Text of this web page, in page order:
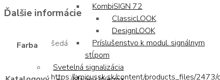
KombiSIGN 72
ClassicLOOK
DesignLOOK
Príslušenstvo k modul. signálnym
stĺpom
Svetelná signalizácia
Ďalšie informácie
Farba šedá
https://amicussk.sk/content/products_files/2473/